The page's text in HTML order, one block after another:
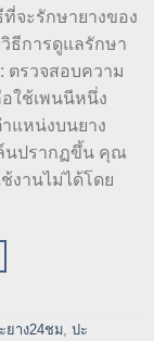
จะรักษายางของ
ธีการดูแลรักษา
ตรวจสอบความ
ใช้เพนนีหนึ่ง
แหน่งบนยาง
นปรากฏขึ้น คุณ
งานไม่ได้โดย
ยาง24ชม, ปะ